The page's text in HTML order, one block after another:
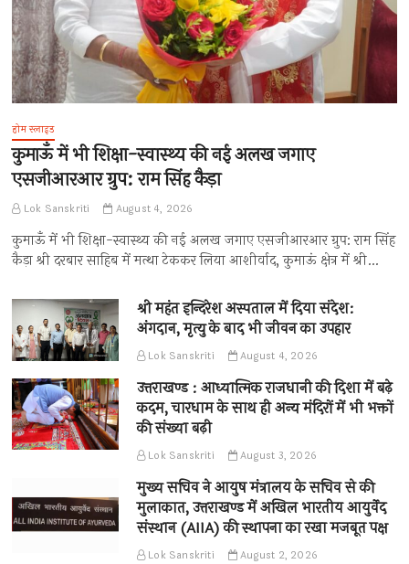
होम स्लाइड
कुमाऊँ में भी शिक्षा-स्वास्थ्य की नई अलख जगाए
एसजीआरआर ग्रुप: राम सिंह कैड़ा
Lok Sanskriti August 4, 2026
कुमाऊँ में भी शिक्षा-स्वास्थ्य की नई अलख जगाए एसजीआरआर ग्रुप: राम सिंह
कैड़ा श्री दरबार साहिब में मत्था टेककर लिया आशीर्वाद, कुमाऊं क्षेत्र में श्री…
श्री महंत इन्दिरेश अस्पताल में दिया संदेश:
अंगदान, मृत्यु के बाद भी जीवन का उपहार
Lok Sanskriti August 4, 2026
उत्तराखण्ड : आध्यात्मिक राजधानी की दिशा में बढ़े
कदम, चारधाम के साथ ही अन्य मंदिरों में भी भक्तों
की संख्या बढ़ी
Lok Sanskriti August 3, 2026
मुख्य सचिव ने आयुष मंत्रालय के सचिव से की
मुलाकात, उत्तराखण्ड में अखिल भारतीय आयुर्वेद
संस्थान (AIIA) की स्थापना का रखा मजबूत पक्ष
Lok Sanskriti August 2, 2026